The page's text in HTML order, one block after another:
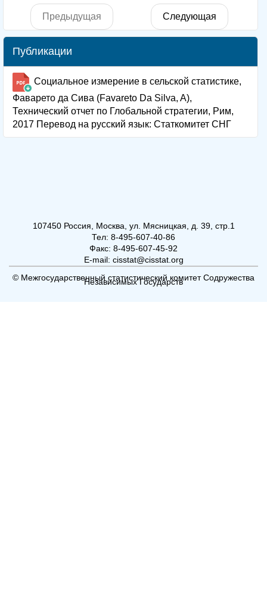
Предыдущая Следующая
Публикации
Социальное измерение в сельской статистике,
Фаварето да Сива (Favareto Da Silva, A),
Технический отчет по Глобальной стратегии, Рим,
2017 Перевод на русский язык: Статкомитет СНГ
107450 Россия, Москва, ул. Мясницкая, д. 39, стр.1
Тел: 8-495-607-40-86
Факс: 8-495-607-45-92
E-mail: cisstat@cisstat.org
© Межгосударственный статистический комитет Содружества
Независимых Государств